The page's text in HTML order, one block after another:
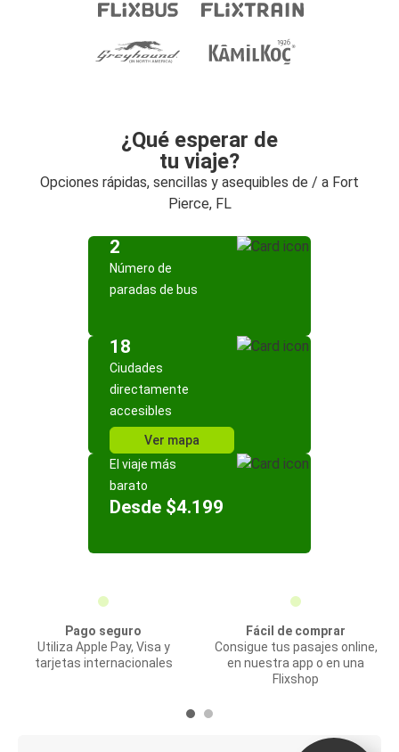
¿Qué esperar de
tu viaje?
Opciones rápidas, sencillas y asequibles de / a Fort
Pierce, FL
2
Número de
paradas de bus
18
Ciudades
directamente
accesibles
Ver mapa
El viaje más
barato
Desde $4.199
Pago seguro
Utiliza Apple Pay, Visa y
tarjetas internacionales
Fácil de comprar
Consigue tus pasajes online,
en nuestra app o en una
Flixshop